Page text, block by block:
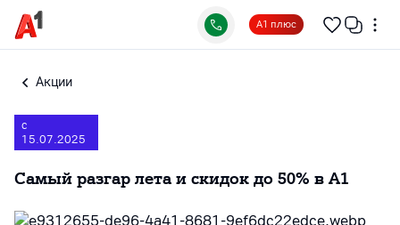
А1 плюс
Акции
с
15.07.2025
Самый разгар лета и скидок до 50% в А1